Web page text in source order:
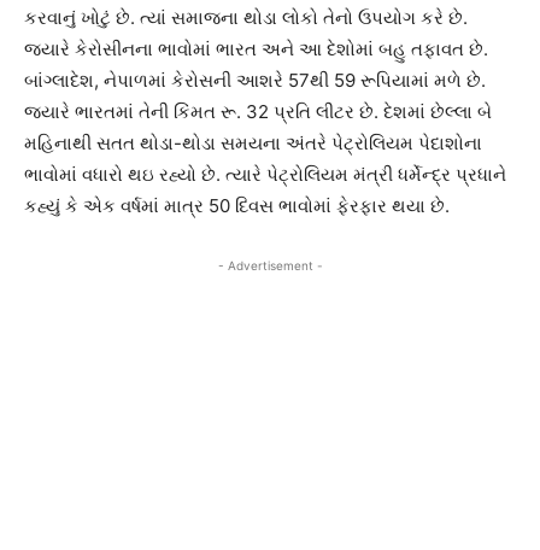
કરવાનું ખોટું છે. ત્યાં સમાજના થોડા લોકો તેનો ઉપયોગ કરે છે.
જ્યારે કેરોસીનના ભાવોમાં ભારત અને આ દેશોમાં બહુ તફાવત છે.
બાંગ્લાદેશ, નેપાળમાં કેરોસની આશરે 57થી 59 રૂપિયામાં મળે છે.
જ્યારે ભારતમાં તેની કિંમત રૂ. 32 પ્રતિ લીટર છે. દેશમાં છેલ્લા બે
મહિનાથી સતત થોડા-થોડા સમયના અંતરે પેટ્રોલિયમ પેદાશોના
ભાવોમાં વધારો થઇ રહ્યો છે. ત્યારે પેટ્રોલિયમ મંત્રી ધર્મેન્દ્ર પ્રધાને
કહ્યું કે એક વર્ષમાં માત્ર 50 દિવસ ભાવોમાં ફેરફાર થયા છે.
- Advertisement -